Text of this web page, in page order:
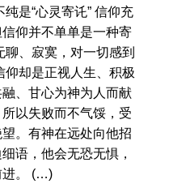
是“心灵寄讬” 信仰充
仰并不单单是一种寄
、寂寞，对一切感到
仰却是正视人生、积极
、甘心为神为人而献
以失败而不气馁，受
。有神在远处向他招
语，他会无恐无惧，
进。 (…)